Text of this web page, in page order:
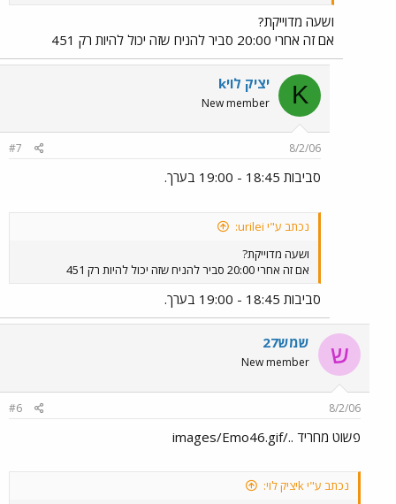
ושעה מדוייקת?
אם זה אחרי 20:00 סביר להניח שזה יכול להיות רק 451
K kיציק לוי
New member
8/2/06
#7
סביבות 18:45 - 19:00 בערך.
נכתב ע"י urilei:
ושעה מדוייקת?
אם זה אחרי 20:00 סביר להניח שזה יכול להיות רק 451
סביבות 18:45 - 19:00 בערך.
ש שמש27
New member
8/2/06
#6
פשוט מחריד ../images/Emo46.gif
נכתב ע"י kיציק לוי: